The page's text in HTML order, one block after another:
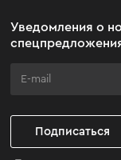
Уведомления о
Подписаться